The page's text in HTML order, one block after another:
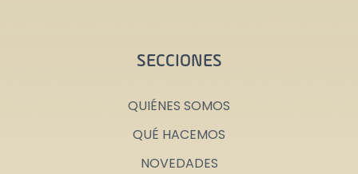
SECCIONES
QUIÉNES SOMOS
QUÉ HACEMOS
NOVEDADES